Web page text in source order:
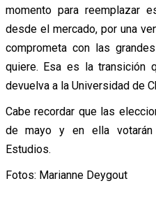
momento para reemplazar
desde el mercado, por una
comprometa con las
quiere. Esa es la transición
devuelva a la Universidad de
Cabe recordar que las
de mayo y en ella
Estudios.
Fotos: Marianne Deygout